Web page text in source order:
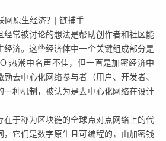
常被讨论的想法是帮助创作者和社区能
济。这些经济体中一个关键组成部分是
热潮中名声不佳，但一直是加密经济中
去中心化网络参与者（用户、开发者、
种机制，被认为是去中心化网络在设计
在于称为区块链的全球点对点网络上的代
它们是数字原生且可编程的，由加密钱